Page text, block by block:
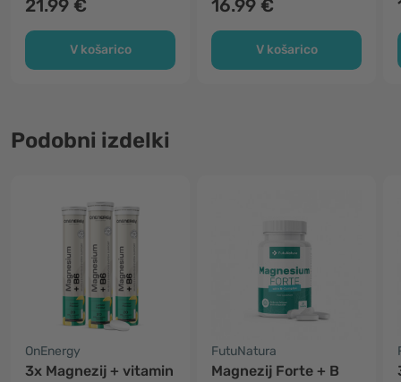
21.99 €
V košarico
16.99 €
V košarico
Podobni izdelki
OnEnergy
3x Magnezij + vitamin
FutuNatura
Magnezij Forte + B